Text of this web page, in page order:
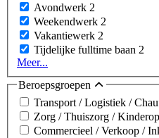
Avondwerk 2
Weekendwerk 2
Vakantiewerk 2
Tijdelijke fulltime baan 2
Meer...
Beroepsgroepen
Transport / Logistiek /
Zorg / Thuiszorg /
Commercieel / Verkoop /